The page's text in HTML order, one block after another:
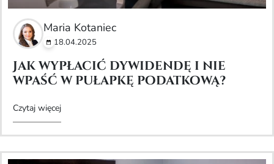
Maria Kotaniec
18.04.2025
Jak wypłacić dywidendę i nie
wpaść w pułapkę podatkową?
Czytaj więcej